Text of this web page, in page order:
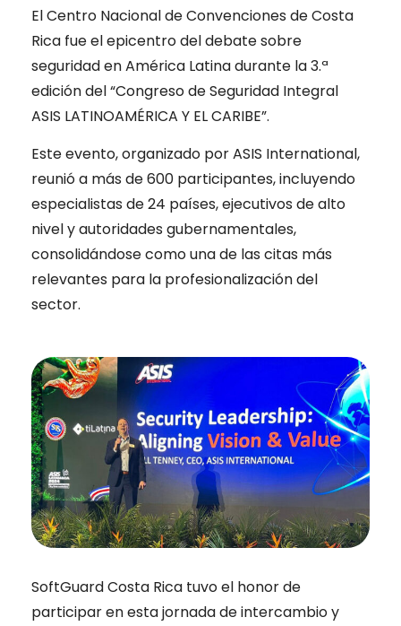
El Centro Nacional de Convenciones de Costa
Rica fue el epicentro del debate sobre
seguridad en América Latina durante la 3.ª
edición del “Congreso de Seguridad Integral
ASIS LATINOAMÉRICA Y EL CARIBE”.
Este evento, organizado por ASIS International,
reunió a más de 600 participantes, incluyendo
especialistas de 24 países, ejecutivos de alto
nivel y autoridades gubernamentales,
consolidándose como una de las citas más
relevantes para la profesionalización del
sector.
SoftGuard Costa Rica tuvo el honor de
participar en esta jornada de intercambio y